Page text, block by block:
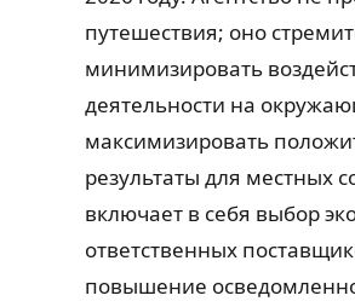
путешествия; оно
минимизировать
деятельности на
максимизировать
результаты для местных
включает в себя выбор
ответственных
повышение